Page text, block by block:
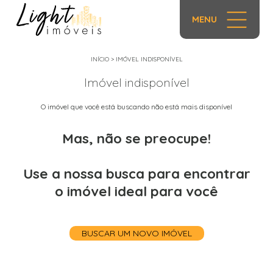
MENU
INÍCIO> IMÓVEL INDISPONÍVEL
Imóvel indisponível
O imóvel que você está buscando não está mais disponível
Mas, não se preocupe!
Use a nossa busca para encontrar
o imóvel ideal para você
BUSCAR UM NOVO IMÓVEL